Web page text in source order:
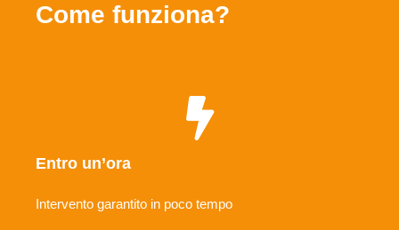
Come funziona?
Entro un’ora
Intervento garantito in poco tempo